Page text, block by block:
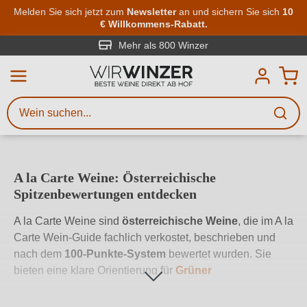
Zum Hauptinhalt springen
Melden Sie sich jetzt zum Newsletteran und sichern Sie sich 10
€ Willkommens-Rabatt.
Mehr als 800 Winzer
A la Carte Weine: Österreichische
Spitzenbewertungen entdecken
A la Carte Weine sind österreichische Weine, die im A la
Carte Wein-Guide fachlich verkostet, beschrieben und
nach dem 100-Punkte-System bewertet wurden. Sie
bieten eine klare Orientierung für Grüner
Weinsuche
Mindestens 3 Zeichen eingeben
Beschreiben Sie, welchen Wein
Sie suchen – ob nach Geschmack,
Kriterien.